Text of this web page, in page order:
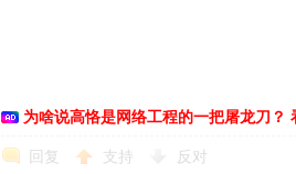
为啥说高恪是网络工程的一把屠龙刀？
回复 支持 反对